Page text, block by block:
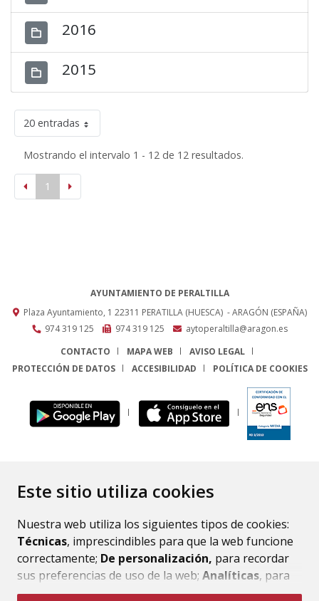
Este sitio utiliza cookies
Nuestra web utiliza los siguientes tipos de cookies:
Técnicas, imprescindibles para que la web funcione
correctamente; De personalización, para recordar
sus preferencias de uso de la web; Analíticas, para
mejorar el funcionamiento de la web y sus servicios.
2016
2015
20 entradas
Mostrando el intervalo 1 - 12 de 12 resultados.
1
AYUNTAMIENTO DE PERALTILLA
Plaza Ayuntamiento, 1 22311 PERATILLA (HUESCA) - ARAGÓN (ESPAÑA)
974 319 125
974 319 125
aytoperaltilla@aragon.es
CONTACTO
MAPA WEB
AVISO LEGAL
PROTECCIÓN DE DATOS
ACCESIBILIDAD POLÍTICA DE COOKIES